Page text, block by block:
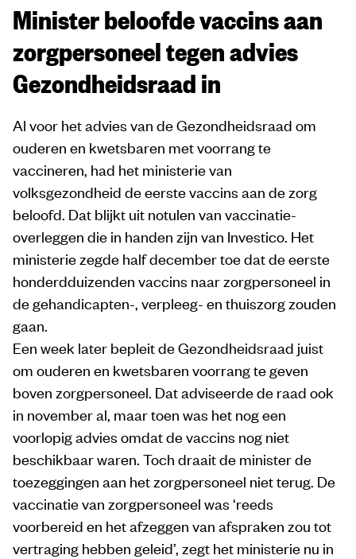
Minister beloofde vaccins aan
zorgpersoneel tegen advies
Gezondheidsraad in
Al voor het advies van de Gezondheidsraad om
ouderen en kwetsbaren met voorrang te
vaccineren, had het ministerie van
volksgezondheid de eerste vaccins aan de zorg
beloofd. Dat blijkt uit notulen van vaccinatie-
overleggen die in handen zijn van Investico. Het
ministerie zegde half december toe dat de eerste
honderdduizenden vaccins naar zorgpersoneel in
de gehandicapten-, verpleeg- en thuiszorg zouden
gaan.
Een week later bepleit de Gezondheidsraad juist
om ouderen en kwetsbaren voorrang te geven
boven zorgpersoneel. Dat adviseerde de raad ook
in november al, maar toen was het nog een
voorlopig advies omdat de vaccins nog niet
beschikbaar waren. Toch draait de minister de
toezeggingen aan het zorgpersoneel niet terug. De
vaccinatie van zorgpersoneel was ‘reeds
voorbereid en het afzeggen van afspraken zou tot
vertraging hebben geleid’, zegt het ministerie nu in